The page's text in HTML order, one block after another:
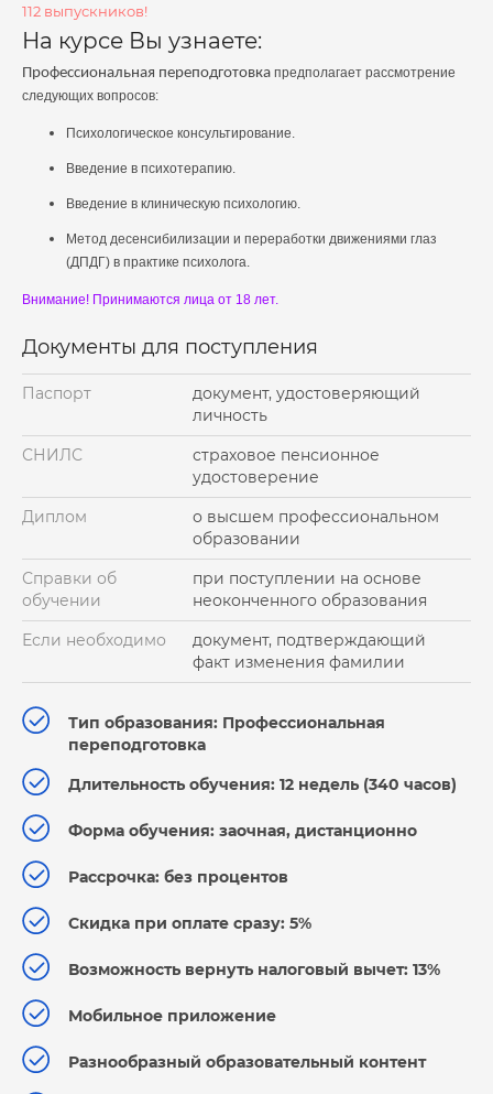
Тип образования: Профессиональная
переподготовка
Длительность обучения: 12 недель (340 часов)
Форма обучения: заочная, дистанционно
Рассрочка: без процентов
Скидка при оплате сразу: 5%
Возможность вернуть налоговый вычет: 13%
Мобильное приложение
Разнообразный образовательный контент
112 выпускников!
На курсе Вы узнаете:
Профессиональная переподготовка предполагает рассмотрение
следующих вопросов:
Психологическое консультирование
Введение в психотерапию
Введение в клиническую психологию.
Метод десенсибилизации и переработки движениями глаз
(ДПДГ) в практике психолога.
Внимание! Принимаются лица от 18 лет.
Документы для поступления
Паспорт
документ, удостоверяющий
личность
СНИЛС
страховое пенсионное
удостоверение
Диплом
о высшем профессиональном
образовании
Справки об
обучении
при поступлении на основе
неоконченного образования
Если необходимо
документ, подтверждающий
факт изменения фамилии